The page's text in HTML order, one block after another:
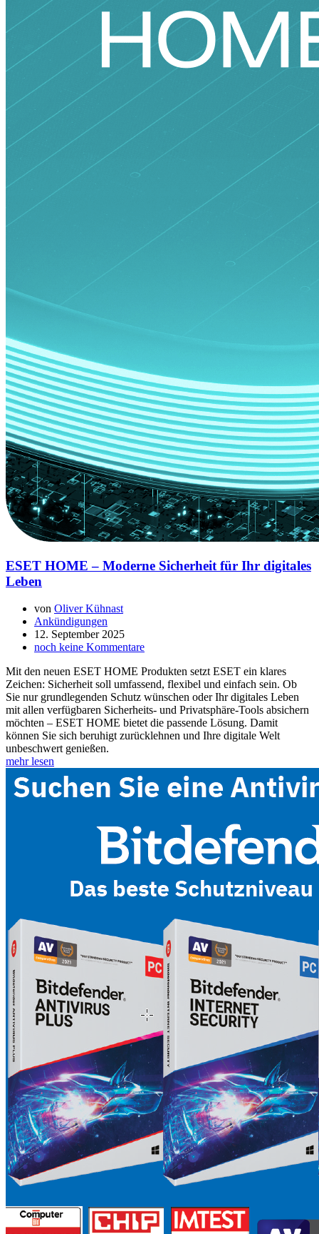
ESET HOME – Moderne Sicherheit für Ihr digitales
Leben
von Oliver Kühnast
Ankündigungen
12. September 2025
noch keine Kommentare
Mit den neuen ESET HOME Produkten setzt ESET ein klares
Zeichen: Sicherheit soll umfassend, flexibel und einfach sein. Ob
Sie nur grundlegenden Schutz wünschen oder Ihr digitales Leben
mit allen verfügbaren Sicherheits- und Privatsphäre-Tools absichern
möchten – ESET HOME bietet die passende Lösung. Damit
können Sie sich beruhigt zurücklehnen und Ihre digitale Welt
unbeschwert genießen.
mehr lesen